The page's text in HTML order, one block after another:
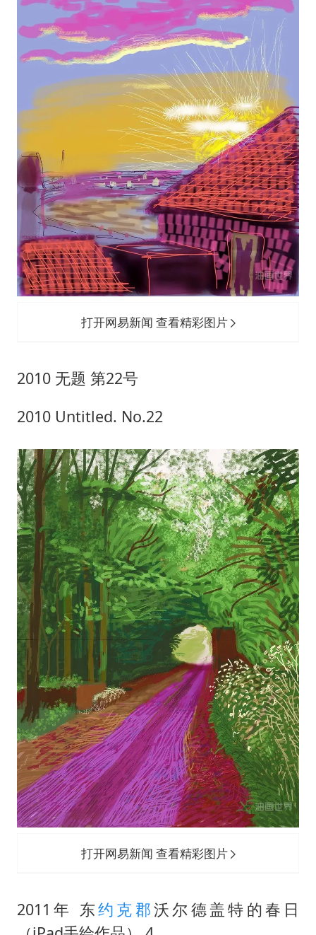
打开网易新闻 查看精彩图片
2010 无题 第22号
2010 Untitled. No.22
打开网易新闻 查看精彩图片
2011年 东约克郡沃尔德盖特的春日